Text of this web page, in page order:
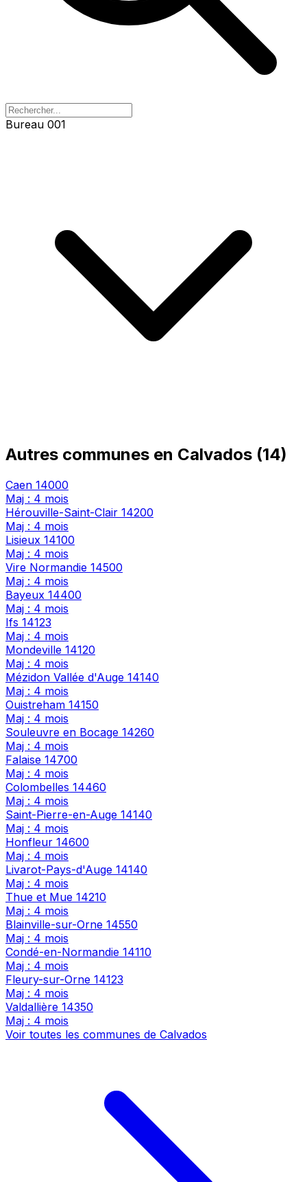
Bureau 001
Autres communes en Calvados (14)
Caen 14000
Maj : 4 mois
Hérouville-Saint-Clair 14200
Maj : 4 mois
Lisieux 14100
Maj : 4 mois
Vire Normandie 14500
Maj : 4 mois
Bayeux 14400
Maj : 4 mois
Ifs 14123
Maj : 4 mois
Mondeville 14120
Maj : 4 mois
Mézidon Vallée d'Auge 14140
Maj : 4 mois
Ouistreham 14150
Maj : 4 mois
Souleuvre en Bocage 14260
Maj : 4 mois
Falaise 14700
Maj : 4 mois
Colombelles 14460
Maj : 4 mois
Saint-Pierre-en-Auge 14140
Maj : 4 mois
Honfleur 14600
Maj : 4 mois
Livarot-Pays-d'Auge 14140
Maj : 4 mois
Thue et Mue 14210
Maj : 4 mois
Blainville-sur-Orne 14550
Maj : 4 mois
Condé-en-Normandie 14110
Maj : 4 mois
Fleury-sur-Orne 14123
Maj : 4 mois
Valdallière 14350
Maj : 4 mois
Voir toutes les communes de Calvados